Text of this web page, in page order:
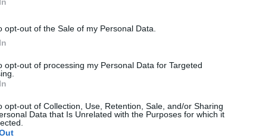
opt-out of the Sale of my Personal Data.
opt-out of processing my Personal Data for Targeted
opt-out of Collection, Use, Retention, Sale, and/or Sharing
Data that Is Unrelated with the Purposes for which it
. Nézz szét a friss számlacsomagok között,
a davosi Világgazdasági Fórumon a
előnyös" megoldásokat sürgetve a